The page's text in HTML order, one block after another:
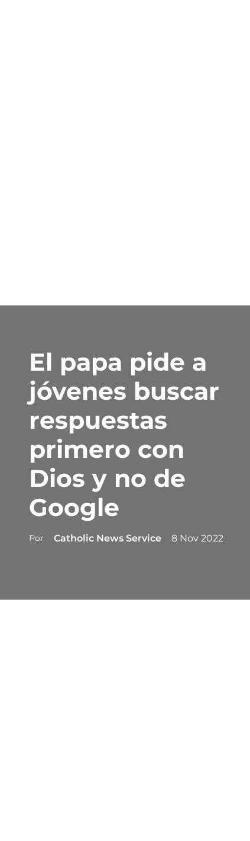
El papa pide a
jóvenes buscar
respuestas
primero con
Dios y no de
Google
Por Catholic News Service 8 Nov 2022